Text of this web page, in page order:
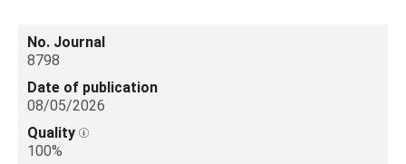
No. Journal
8798
Date of publication
08/05/2026
Quality
100%